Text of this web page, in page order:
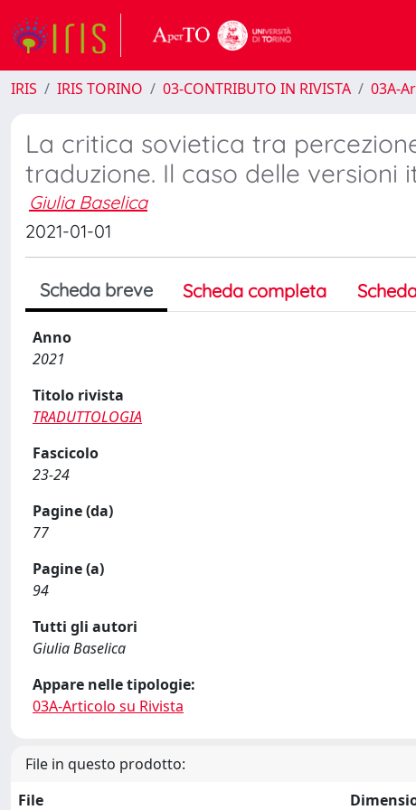
IRIS IRIS TORINO 03-CONTRIBUTO IN RIVISTA 03A-
La critica sovietica tra
traduzione. Il caso delle versioni
Giulia Baselica
2021-01-01
Scheda breve Scheda completa
Anno
2021
Titolo rivista
TRADUTTOLOGIA
Fascicolo
23-24
Pagine (da)
77
Pagine (a)
94
Tutti gli autori
Giulia Baselica
Appare nelle tipologie:
03A-Articolo su Rivista
File in questo prodotto:
File